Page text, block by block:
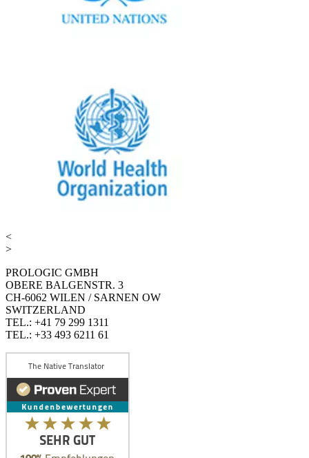
<
>
PROLOGIC GMBH
OBERE BALGENSTR. 3
CH-6062 WILEN / SARNEN OW
SWITZERLAND
TEL.: +41 79 299 1311
TEL.: +33 493 6211 61